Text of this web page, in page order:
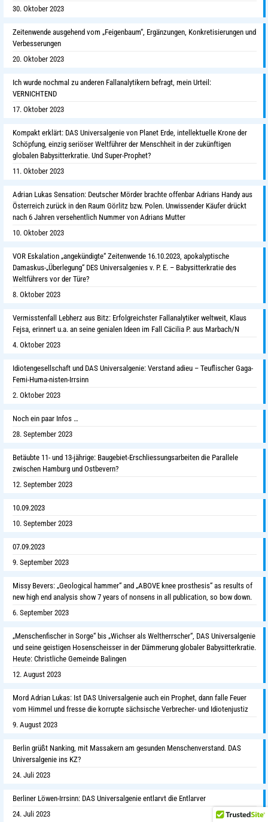
30. Oktober 2023
Zeitenwende ausgehend vom „Feigenbaum“, Ergänzungen, Konkretisierungen und
Verbesserungen
20. Oktober 2023
Ich wurde nochmal zu anderen Fallanalytikern befragt, mein Urteil:
VERNICHTEND
17. Oktober 2023
Kompakt erklärt: DAS Universalgenie von Planet Erde, intellektuelle Krone der
Schöpfung, einzig seriöser Weltführer der Menschheit in der zukünftigen
globalen Babysitterkratie. Und Super-Prophet?
11. Oktober 2023
Adrian Lukas Sensation: Deutscher Mörder brachte offenbar Adrians Handy aus
Österreich zurück in den Raum Görlitz bzw. Polen. Unwissender Käufer drückt
nach 6 Jahren versehentlich Nummer von Adrians Mutter
10. Oktober 2023
VOR Eskalation „angekündigte“ Zeitenwende 16.10.2023, apokalyptische
Damaskus-„Überlegung“ DES Universalgenies v. P. E. – Babysitterkratie des
Weltführers vor der Türe?
8. Oktober 2023
Vermisstenfall Lebherz aus Bitz: Erfolgreichster Fallanalytiker weltweit, Klaus
Fejsa, erinnert u.a. an seine genialen Ideen im Fall Cäcilia P. aus Marbach/N
4. Oktober 2023
Idiotengesellschaft und DAS Universalgenie: Verstand adieu – Teuflischer Gaga-
Femi-Huma-nisten-Irrsinn
2. Oktober 2023
Noch ein paar Infos …
28. September 2023
Betäubte 11- und 13-jährige: Baugebiet-Erschliessungsarbeiten die Parallele
zwischen Hamburg und Ostbevern?
12. September 2023
10.09.2023
10. September 2023
07.09.2023
9. September 2023
Missy Bevers: „Geological hammer“ and „ABOVE knee prosthesis“ as results of
new high end analysis show 7 years of nonsens in all publication, so bow down.
6. September 2023
„Menschenfischer in Sorge“ bis „Wichser als Weltherrscher“, DAS Universalgenie
und seine geistigen Hosenscheisser in der Dämmerung globaler Babysitterkratie.
Heute: Christliche Gemeinde Balingen
12. August 2023
Mord Adrian Lukas: Ist DAS Universalgenie auch ein Prophet, dann falle Feuer
vom Himmel und fresse die korrupte sächsische Verbrecher- und Idiotenjustiz
9. August 2023
Berlin grüßt Nanking, mit Massakern am gesunden Menschenverstand. DAS
Universalgenie ins KZ?
24. Juli 2023
Berliner Löwen-Irrsinn: DAS Universalgenie entlarvt die Entlarver
24. Juli 2023